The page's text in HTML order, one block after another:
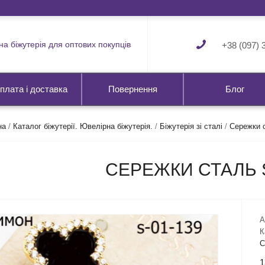
біжутерія для оптових покупців +38 (097)
і доставка Повернення Блог
/ Каталог біжутерії. Ювелірна біжутерія. / Біжутерія зі сталі / Сережки
СЕРЕЖКИ СТАЛЬ